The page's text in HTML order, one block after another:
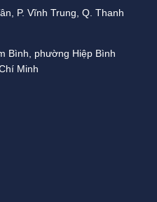
P. Vĩnh Trung, Q. Thanh
Bình, phường Hiệp Bình
Minh